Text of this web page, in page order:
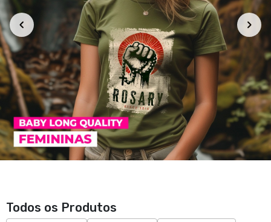
Todos os Produtos